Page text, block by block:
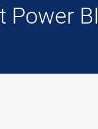
Power BI